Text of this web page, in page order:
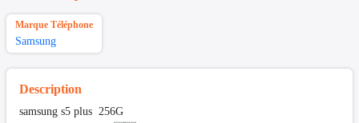
Marque Téléphone
Samsung
Description
samsung s5 plus 256G